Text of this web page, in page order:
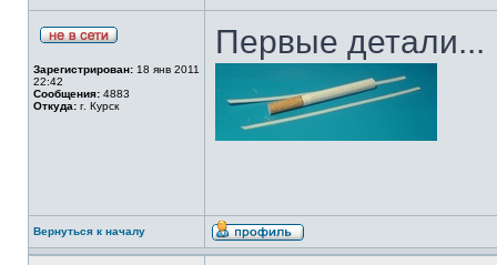
Зарегистрирован: 18 янв 2011
22:42
Сообщения: 4883
Откуда: г. Курск
Первые детали...
Вернуться к началу